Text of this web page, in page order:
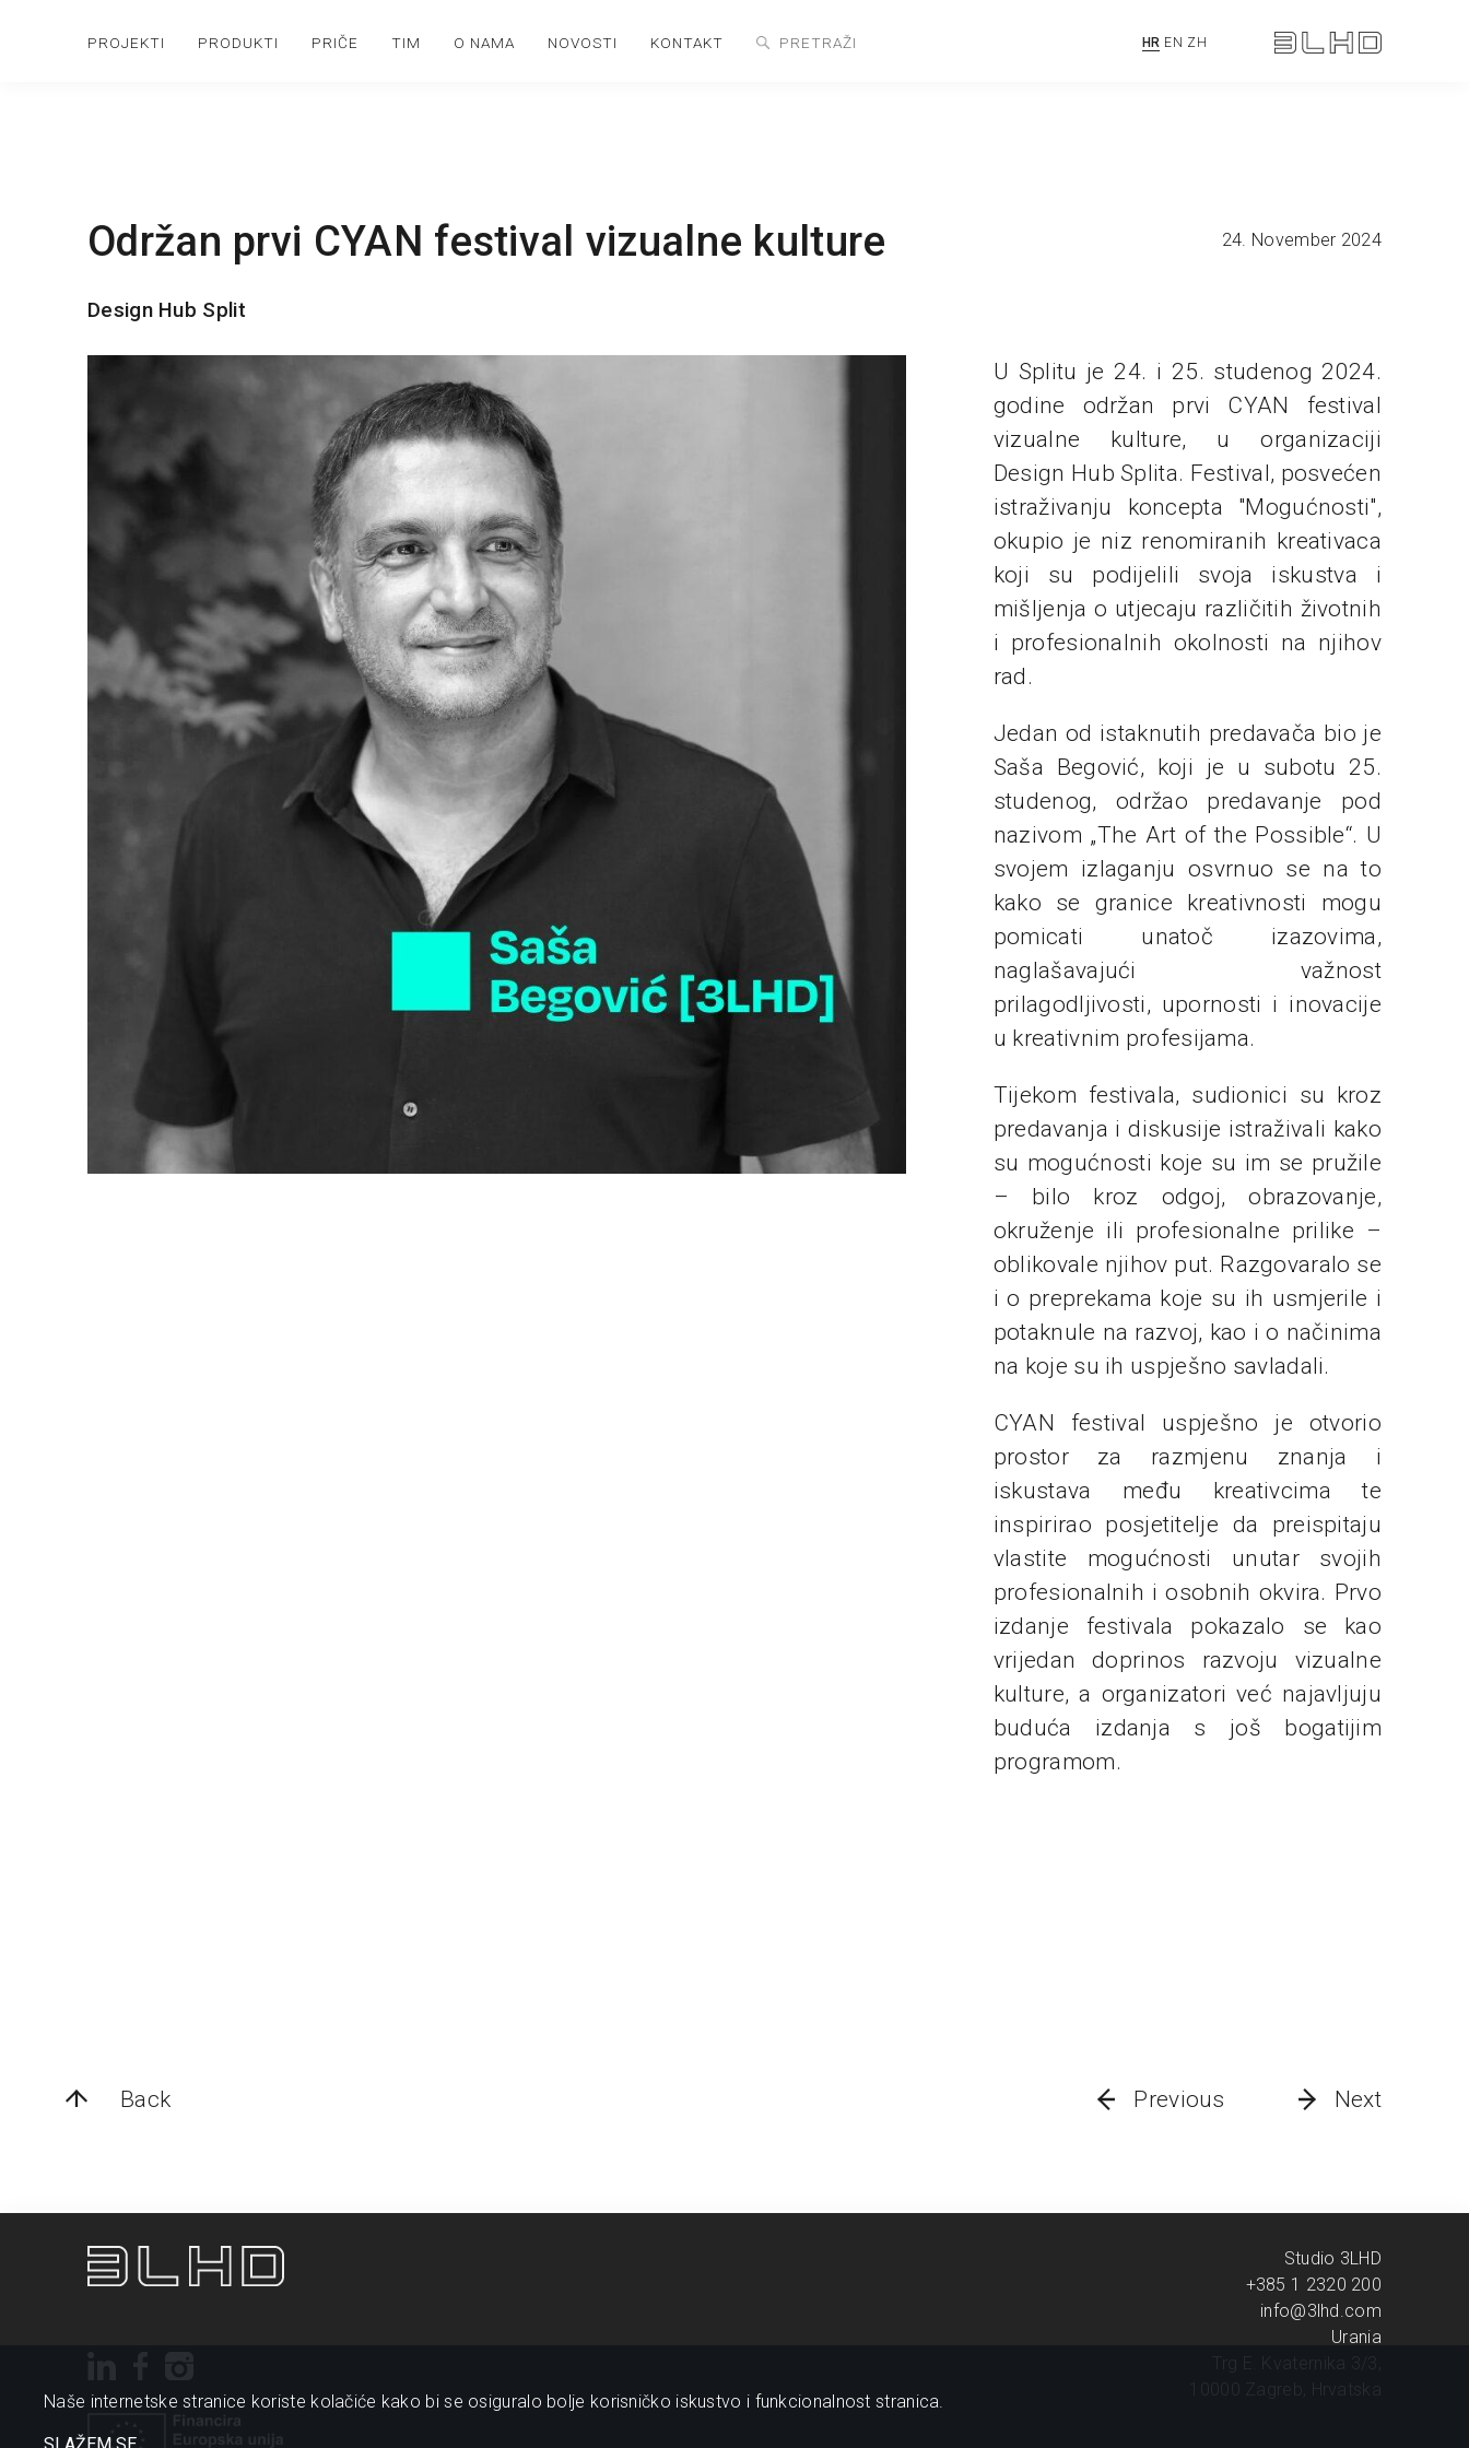
PROJEKTI PRODUKTI PRIČE TIM O NAMA NOVOSTI KONTAKT HR EN ZH
Održan prvi CYAN festival vizualne kulture
Design Hub Split
24. November 2024
U Splitu je 24. i 25. studenog 2024.
godine održan prvi CYAN festival
vizualne kulture, u organizaciji
Design Hub Splita. Festival, posvećen
istraživanju koncepta "Mogućnosti",
okupio je niz renomiranih kreativaca
koji su podijelili svoja iskustva i
mišljenja o utjecaju različitih životnih
i profesionalnih okolnosti na njihov
rad.
Jedan od istaknutih predavača bio je
Saša Begović, koji je u subotu 25.
studenog, održao predavanje pod
nazivom „The Art of the Possible“. U
svojem izlaganju osvrnuo se na to
kako se granice kreativnosti mogu
pomicati unatoč izazovima,
naglašavajući važnost
prilagodljivosti, upornosti i inovacije
u kreativnim profesijama.
Tijekom festivala, sudionici su kroz
predavanja i diskusije istraživali kako
su mogućnosti koje su im se pružile
– bilo kroz odgoj, obrazovanje,
okruženje ili profesionalne prilike –
oblikovale njihov put. Razgovaralo se
i o preprekama koje su ih usmjerile i
potaknule na razvoj, kao i o načinima
na koje su ih uspješno savladali.
CYAN festival uspješno je otvorio
prostor za razmjenu znanja i
iskustava među kreativcima te
inspirirao posjetitelje da preispitaju
vlastite mogućnosti unutar svojih
profesionalnih i osobnih okvira. Prvo
izdanje festivala pokazalo se kao
vrijedan doprinos razvoju vizualne
kulture, a organizatori već najavljuju
buduća izdanja s još bogatijim
programom.
Next
Previous
Back
Studio 3LHD
+385 1 2320 200
info@3lhd.com
Urania
Naše internetske stranice koriste kolačiće kako bi se osiguralo bolje korisničko iskustvo i funkcionalnost stranica.